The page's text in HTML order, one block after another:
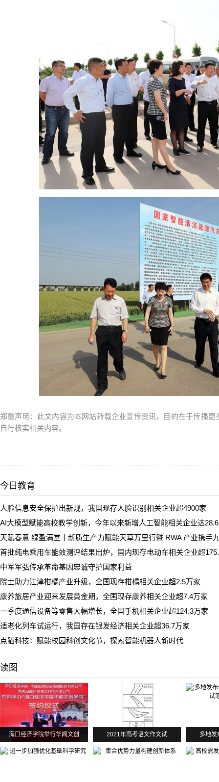
郑重声明：此文内容为本网站转载企业宣传资讯，目的在于传播
自行核实相关内容。
今日教育
人脸信息安全保护出新规，我国现存人脸识别相关企业超4900家
AI大模型赋能高校教学创新，今年以来新增人工智能相关企业达
天赋春意 绿盈满堂丨新质生产力赋能天草万里行暨 RWA 产业携手
首批纯电乘用车能效测评结果出炉，国内现存电动车相关企业超
中军军弘传承革命基因忠诚守护国家利益
院士助力江津柑橘产业升级，全国现存柑橘相关企业超2.5万家
康养旅居产业迎来发展黄金期，全国现存康养相关企业超7.4万家
一季度通信设备等零售大幅增长，全国手机相关企业超124.3万家
适老化列车试运行，我国存在银发经济相关企业超36.7万家
点猫科技：赋能校园科创文化节，探索智能机器人新时代
读图
海口经济学院举行华闻文创 2021年高考语文作文试 多地发